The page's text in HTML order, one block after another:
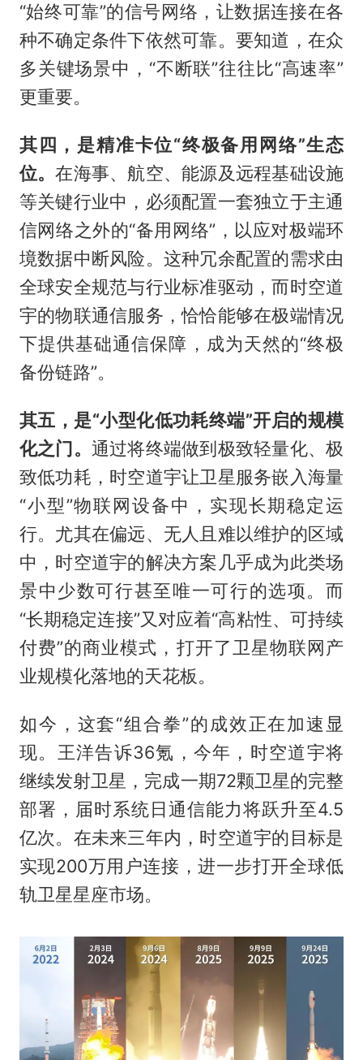
“始终可靠”的信号网络，让数据连接在各
种不确定条件下依然可靠。要知道，在众
多关键场景中，“不断联”往往比“高速率”
更重要。
其四，是精准卡位“终极备用网络”生态
位。在海事、航空、能源及远程基础设施
等关键行业中，必须配置一套独立于主通
信网络之外的“备用网络”，以应对极端环
境数据中断风险。这种冗余配置的需求由
全球安全规范与行业标准驱动，而时空道
宇的物联通信服务，恰恰能够在极端情况
下提供基础通信保障，成为天然的“终极
备份链路”。
其五，是“小型化低功耗终端”开启的规模
化之门。 通过将终端做到极致轻量化、极
致低功耗，时空道宇让卫星服务嵌入海量
“小型”物联网设备中，实现长期稳定运
行。尤其在偏远、无人且难以维护的区域
中，时空道宇的解决方案几乎成为此类场
景中少数可行甚至唯一可行的选项。而
“长期稳定连接”又对应着“高粘性、可持续
付费”的商业模式，打开了卫星物联网产
业规模化落地的天花板。
如今，这套“组合拳”的成效正在加速显
现。王洋告诉36氪，今年，时空道宇将
继续发射卫星，完成一期72颗卫星的完整
部署，届时系统日通信能力将跃升至4.5
亿次。在未来三年内，时空道宇的目标是
实现200万用户连接，进一步打开全球低
轨卫星星座市场。